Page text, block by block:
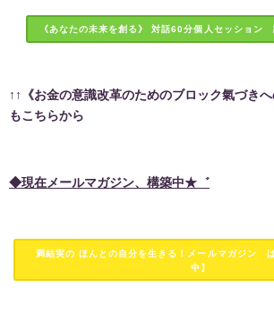
《あなたの未来を創る》 対話60分個人セッション
↑↑《お金の意識改革のためのブロック氣づきへ
もこちらから
◆現在メールマガジン、構築中★゛
満結実の ほんとの自分を生きる！メールマガジン
中】